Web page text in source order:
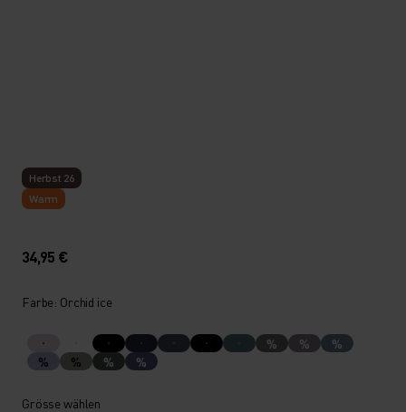
Herbst 26
Warm
34,95 €
Farbe: Orchid ice
% %
%
%
% % %
Grösse wählen